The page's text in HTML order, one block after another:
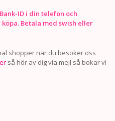
ID i din telefon och
Betala med swish eller
shopper när du besöker oss
så hör av dig via mejl så bokar vi